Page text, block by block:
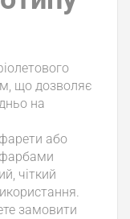
що дозволяє
на
або
чіткий
замовити